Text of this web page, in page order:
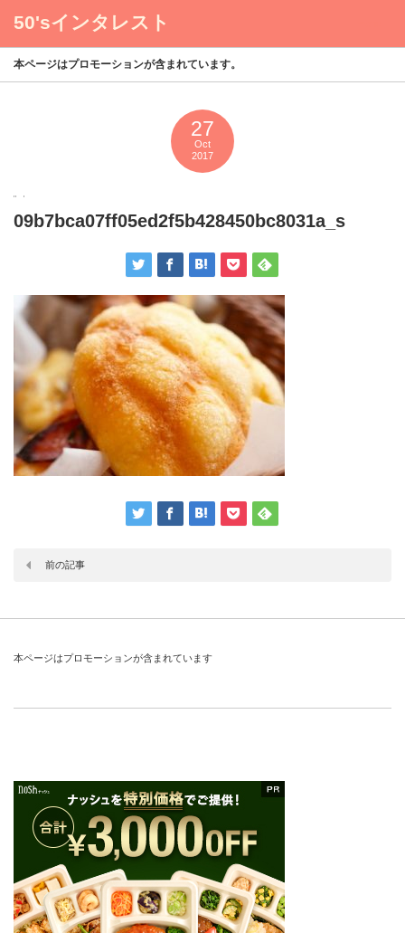
50'sインタレスト
本ページはプロモーションが含まれています。
27
Oct
2017
09b7bca07ff05ed2f5b428450bc8031a_s
前の記事
本ページはプロモーションが含まれています